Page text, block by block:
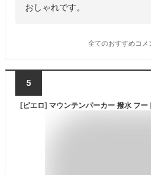
おしゃれです。
全てのおすすめコメ
5